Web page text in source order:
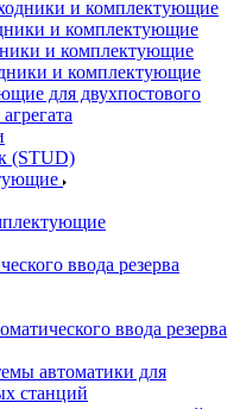
и комплектующие
и комплектующие
и комплектующие
и комплектующие
для двухпостового
(STUD)
ввода резерва
ввода резерва
автоматики для
станций